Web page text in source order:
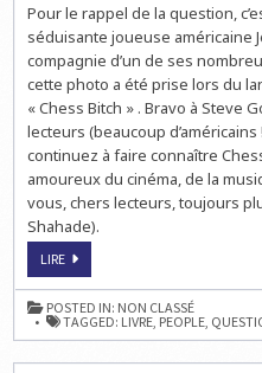
Pour le rappel de la question,
séduisante joueuse américaine
compagnie d’un de ses
cette photo a été prise lors du
« Chess Bitch » . Bravo à Steve
lecteurs (beaucoup
continuez à faire connaître
amoureux du cinéma, de la
vous, chers lecteurs, toujours
Shahade).
LIRELA
À
LA
QUESTION
PEOPLE
DU
POSTED IN: NON CLASSÉ
TAGGED: LIVRE PEOPLE